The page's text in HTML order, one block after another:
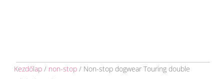
Kezdőlap / non-stop / Non-stop dogwear Touring double